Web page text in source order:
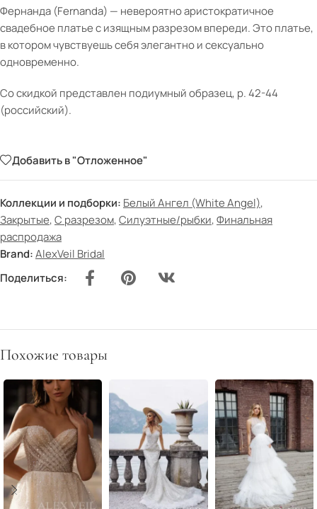
Фернанда (Fernanda) — невероятно аристократичное
свадебное платье с изящным разрезом впереди. Это платье,
в котором чувствуешь себя элегантно и сексуально
одновременно.
Со скидкой представлен подиумный образец, р. 42-44
(российский).
Добавить в "Отложенное"
Коллекции и подборки: Белый Ангел (White Angel),
Закрытые,С разрезом,Силуэтные/рыбки,Финальная
распродажа
Brand:AlexVeil Bridal
Поделиться:
Похожие товары